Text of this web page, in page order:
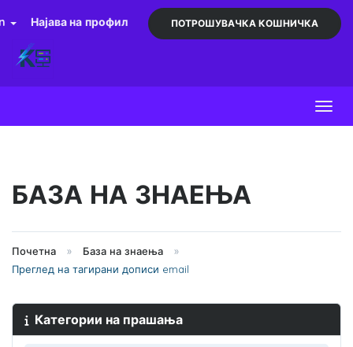
Најава на профил ПОТРОШУВАЧКА КОШНИЧКА
БАЗА НА ЗНАЕЊА
Почетна
База на знаења
Преглед на тагирани дописи email
Категории на прашања